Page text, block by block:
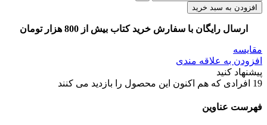
افزودن به سبد خرید
ارسال رایگان با سفارش خرید کتاب بیش از 800 هزار تومان
مقایسه
افزودن به علاقه مندی
پیشنهاد کنید
19 افرادی که هم اکنون این محصول را بازدید می کنند
فهرست عناوین